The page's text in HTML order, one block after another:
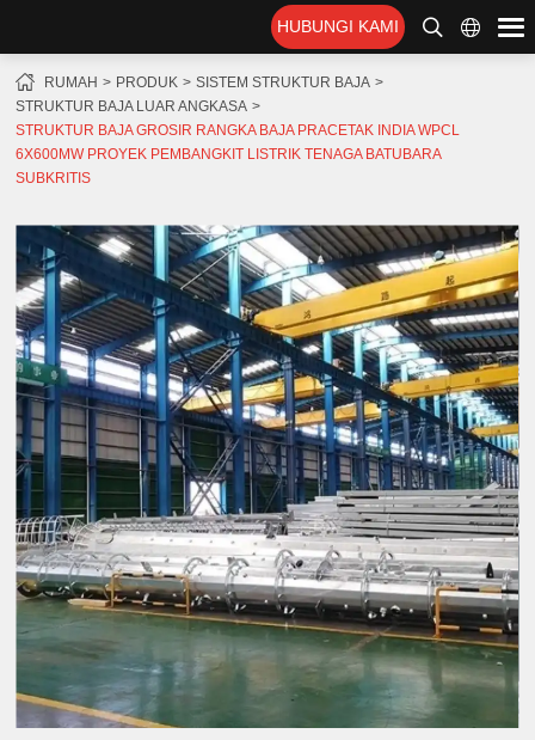
HUBUNGI KAMI
RUMAH PRODUK
SISTEM STRUKTUR BAJA
STRUKTUR BAJA LUAR ANGKASA
STRUKTUR BAJA GROSIR RANGKA BAJA PRACETAK INDIA WPCL
6X600MW PROYEK PEMBANGKIT LISTRIK TENAGA BATUBARA
SUBKRITIS